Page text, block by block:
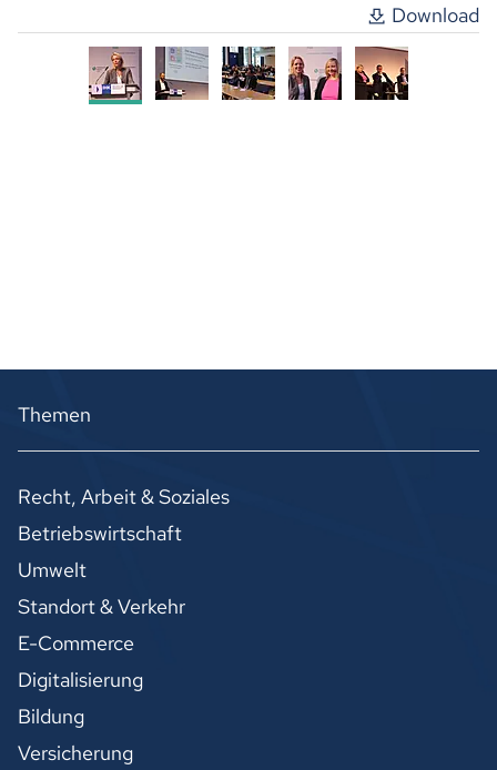
Download
Themen
Recht, Arbeit & Soziales
Betriebswirtschaft
Umwelt
Standort & Verkehr
E-Commerce
Digitalisierung
Bildung
Versicherung